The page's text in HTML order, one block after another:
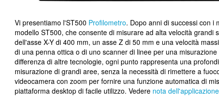
Vi presentiamo l'ST500 Profilometro. Dopo anni di successi con i
modello ST500, che consente di misurare ad alta velocità grandi
dell'asse X-Y di 400 mm, un asse Z di 50 mm e una velocità
di una penna ottica o di uno scanner di linee per una
differenza di altre tecnologie, ogni punto rappresenta una
misurazione di grandi aree, senza la necessità di rimettere a
videocamera con zoom per fornire una funzione automatica di
piattaforma desktop di facile utilizzo. Vedere nota dell'applicazione